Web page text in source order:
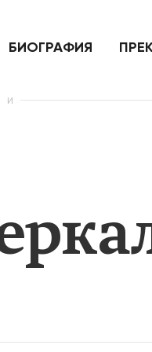
себе
БИОГРАФИЯ